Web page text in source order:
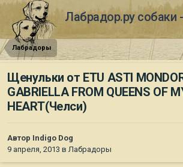
Лабрадор.ру собаки
Лабрадоры
Щенульки от ETU ASTI
GABRIELLA FROM QUEENS OF
HEARТ(Челси)
Автор Indigo Dog
9 апреля, 2013 вЛабрадоры